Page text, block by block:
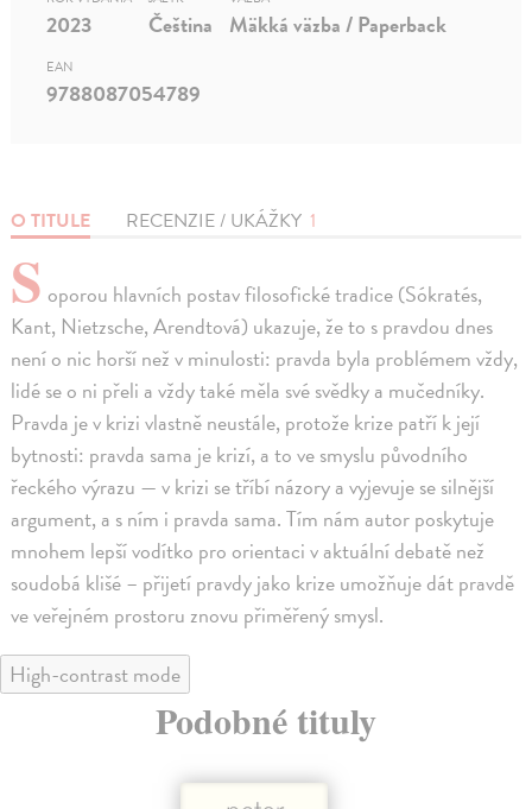
O TITULE RECENZIE / UKÁŽKY 1
S oporou hlavních postav filosofické tradice (Sókratés,
Kant, Nietzsche, Arendtová) ukazuje, že to s pravdou dnes
není o nic horší než v minulosti: pravda byla problémem vždy,
lidé se o ni přeli a vždy také měla své svědky a mučedníky.
Pravda je v krizi vlastně neustále, protože krize patří k její
bytnosti: pravda sama je krizí, a to ve smyslu původního
řeckého výrazu — v krizi se tříbí názory a vyjevuje se silnější
argument, a s ním i pravda sama. Tím nám autor poskytuje
mnohem lepší vodítko pro orientaci v aktuální debatě než
soudobá klišé – přijetí pravdy jako krize umožňuje dát pravdě
ve veřejném prostoru znovu přiměřený smysl.
2023 Čeština Mäkká väzba / Paperback
EAN
9788087054789
High-contrast mode
Podobné tituly